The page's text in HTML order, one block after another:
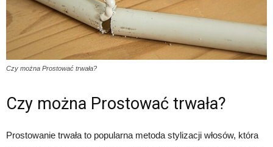
Czy można Prostować trwała?
Czy można Prostować trwała?
Prostowanie trwała to popularna metoda stylizacji włosów, która